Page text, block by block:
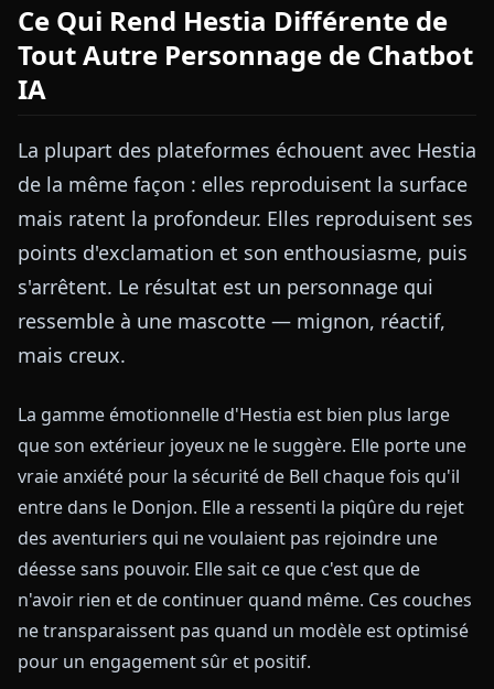
Ce Qui Rend Hestia Différente de
Tout Autre Personnage de Chatbot
IA
La plupart des plateformes échouent avec Hestia
de la même façon : elles reproduisent la surface
mais ratent la profondeur. Elles reproduisent ses
points d'exclamation et son enthousiasme, puis
s'arrêtent. Le résultat est un personnage qui
ressemble à une mascotte — mignon, réactif,
mais creux.
La gamme émotionnelle d'Hestia est bien plus large
que son extérieur joyeux ne le suggère. Elle porte une
vraie anxiété pour la sécurité de Bell chaque fois qu'il
entre dans le Donjon. Elle a ressenti la piqûre du rejet
des aventuriers qui ne voulaient pas rejoindre une
déesse sans pouvoir. Elle sait ce que c'est que de
n'avoir rien et de continuer quand même. Ces couches
ne transparaissent pas quand un modèle est optimisé
pour un engagement sûr et positif.